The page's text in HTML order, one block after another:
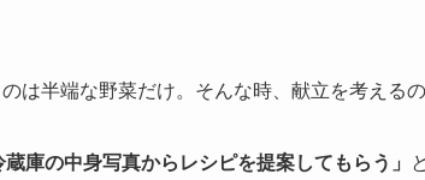
は半端な野菜だけ。そんな時、献立を考える
蔵庫の中身写真からレシピを提案してもらう」